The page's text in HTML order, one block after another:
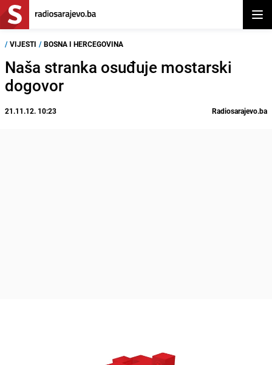
/ VIJESTI / BOSNA I HERCEGOVINA
Naša stranka osuđuje mostarski
dogovor
21.11.12. 10:23 Radiosarajevo.ba